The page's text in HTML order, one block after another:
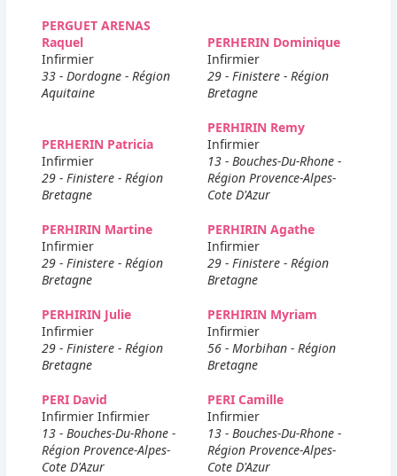
PERGUET ARENAS
Raquel
Infirmier
33 - Dordogne - Région
Aquitaine
PERHERIN Dominique
Infirmier
29 - Finistere - Région
Bretagne
PERHERIN Patricia
Infirmier
29 - Finistere - Région
Bretagne
PERHIRIN Remy
Infirmier
13 - Bouches-Du-Rhone -
Région Provence-Alpes-
Cote D'Azur
PERHIRIN Martine
Infirmier
29 - Finistere - Région
Bretagne
PERHIRIN Agathe
Infirmier
29 - Finistere - Région
Bretagne
PERHIRIN Julie
Infirmier
29 - Finistere - Région
Bretagne
PERHIRIN Myriam
Infirmier
56 - Morbihan - Région
Bretagne
PERI David
Infirmier Infirmier
13 - Bouches-Du-Rhone -
Région Provence-Alpes-
Cote D'Azur
PERI Camille
Infirmier
13 - Bouches-Du-Rhone -
Région Provence-Alpes-
Cote D'Azur